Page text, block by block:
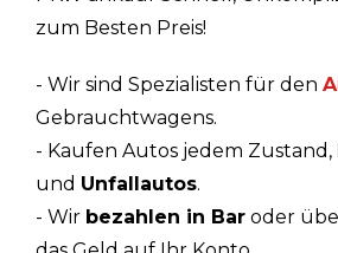
zum Besten Preis!
- Wir sind Spezialisten für den
Gebrauchtwagens.
- Kaufen Autos jedem Zustand,
und Unfallautos.
- Wir bezahlen in Bar oder